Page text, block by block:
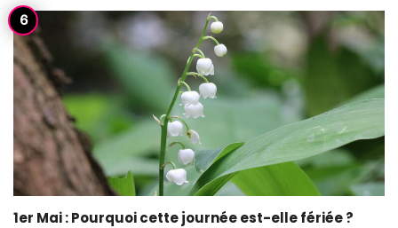
1er Mai : Pourquoi cette journée est-elle fériée ?